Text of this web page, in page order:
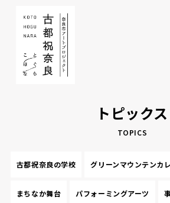
トピックス
TOPICS
古都祝奈良の学校 グリーンマウンテンカ
まちなか舞台 パフォーミングアーツ